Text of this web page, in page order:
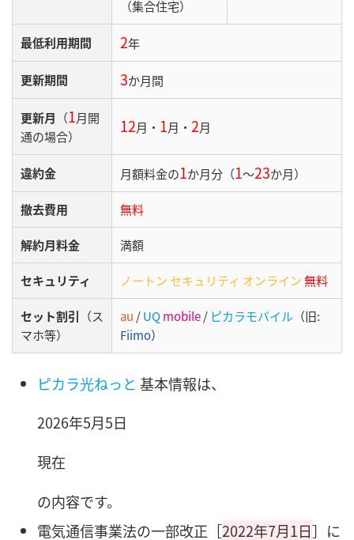
（集合住宅）
最低利用期間 2年
更新期間 3か月間
更新月 （1月開
通の場合）
12月・ 1月・ 2月
違約金 月額料金の1か月分（1〜23か月）
撤去費用 無料
解約月料金 満額
セキュリティ ノートン セキュリティ オンライン無料
セット割引 （ス
マホ等）
au /UQmobile/ ピカラモバイル （旧:
Fiimo）
ピカラ光ねっと 基本情報は、
2026年5月5日
現在
の内容です。
電気通信事業法の一部改正［2022年7月1日］に